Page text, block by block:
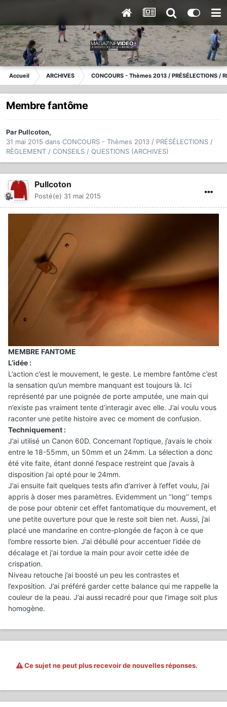
Accueil ARCHIVES CONCOURS - Thèmes 2013 / PRÉSÉLECTIONS /
Membre fantôme
ParPullcoton,
31 mai 2015 dans CONCOURS - Thèmes 2013 / PRÉSÉLECTIONS /
RÈGLEMENT / CONSEILS / QUESTIONS (ARCHIVES)
Pullcoton
Posté(e) 31 mai 2015
MEMBRE FANTOME
L’idée :
L’action c’est le mouvement, le geste. Le membre fantôme c’est
la sensation qu’un membre manquant est toujours là. Ici
représenté par une poignée de porte amputée, une main qui
n’existe pas vraiment tente d’interagir avec elle. J’ai voulu vous
raconter une petite histoire avec ce moment de confusion.
Techniquement :
J’ai utilisé un Canon 60D. Concernant l’optique, j’avais le choix
entre le 18-55mm, un 50mm et un 24mm. La sélection a donc
été vite faite, étant donné l’espace restreint que j’avais à
disposition j’ai opté pour le 24mm.
J’ai ensuite fait quelques tests afin d’arriver à l’effet voulu, j’ai
appris à doser mes paramètres. Evidemment un ‘’long’’ temps
de pose pour obtenir cet effet fantomatique du mouvement, et
une petite ouverture pour que le reste soit bien net. Aussi, j’ai
placé une mandarine en contre-plongée de façon à ce que
l’ombre ressorte bien. J’ai débullé pour accentuer l’idée de
décalage et j'ai tordue la main pour avoir cette idée de
crispation.
Niveau retouche j’ai boosté un peu les contrastes et
l’exposition. J’ai préféré garder cette balance qui me rappelle la
couleur de la peau. J’ai aussi recadré pour que l’image soit plus
homogène.
Ce sujet ne peut plus recevoir de nouvelles réponses.